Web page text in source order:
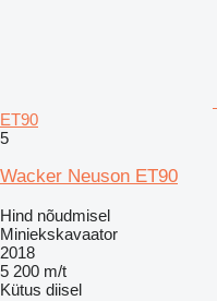
ET90
5
Wacker Neuson ET90
Hind nõudmisel
Miniekskavaator
2018
5 200 m/t
Kütus diisel